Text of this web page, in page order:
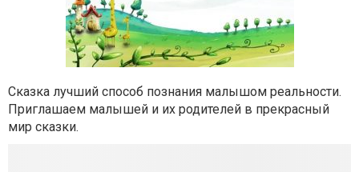
Сказка лучший способ познания малышом реальности.
Приглашаем малышей и их родителей в прекрасный
мир сказки.